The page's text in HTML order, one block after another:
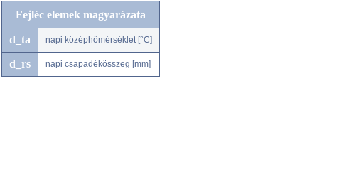
Fejléc elemek magyarázata
d_ta napi középhőmérséklet [°C]
d_rs napi csapadékösszeg [mm]